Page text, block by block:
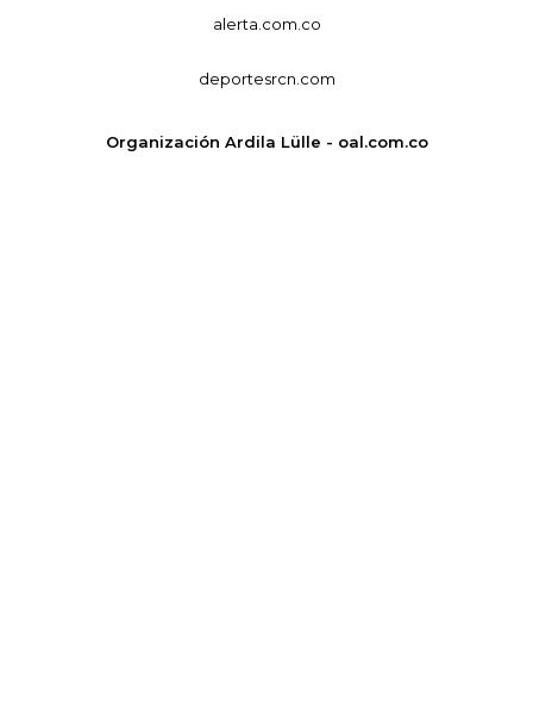
alerta.com.co
deportesrcn.com
Organización Ardila Lülle - oal.com.co